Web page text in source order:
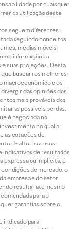
por quaisquer
da utilização deste
seguem diferentes
seguindo conceitos
médias móveis
informação os
e suas projeções. Desta
buscam os melhores
macroeconômico e os
das opiniões dos
mais prováveis dos
as possíveis perdas.
é negociada no
no qual a
as cotações de
de alto risco e os
indicativos de resultados
expressa ou implícita, é
de mercado, o
empresa e do setor
resultar até mesmo
para o
garantias sobre o
indicado para